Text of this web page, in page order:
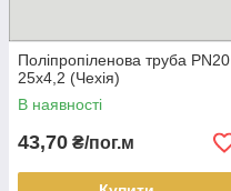
Поліпропіленова труба PN20
25х4,2 (Чехія)
В наявності
43,70 ₴/пог.м